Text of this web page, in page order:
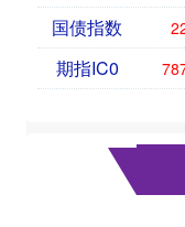
国债指数
期指IC0